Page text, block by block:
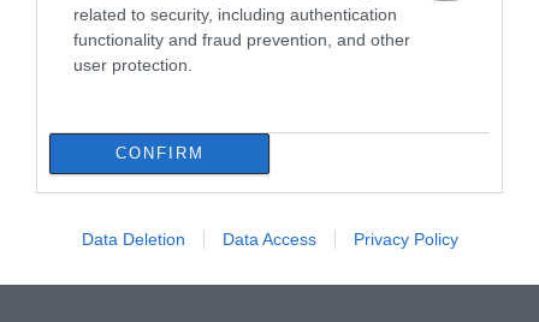
related to security, including authentication
functionality and fraud prevention, and other
user protection.
CONFIRM
Data Deletion Data Access Privacy Policy